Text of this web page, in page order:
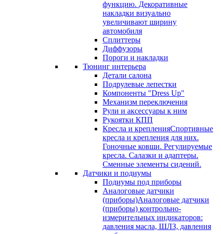
функцию. Декоративные
накладки визуально
увеличивают ширину
автомобиля
Сплиттеры
Диффузоры
Пороги и накладки
Тюнинг интерьера
Детали салона
Подрулевые лепестки
Компоненты "Dress Up"
Механизм переключения
Рули и аксессуары к ним
Рукоятки КПП
Кресла и крепленияСпортивные
кресла и крепления для них.
Гоночные ковши. Регулируемые
кресла. Салазки и адаптеры.
Сменные элементы сидений.
Датчики и подиумы
Подиумы под приборы
Аналоговые датчики
(приборы)Аналоговые датчики
(приборы) контрольно-
измерительных индикаторов:
давления масла, ШЛЗ, давления